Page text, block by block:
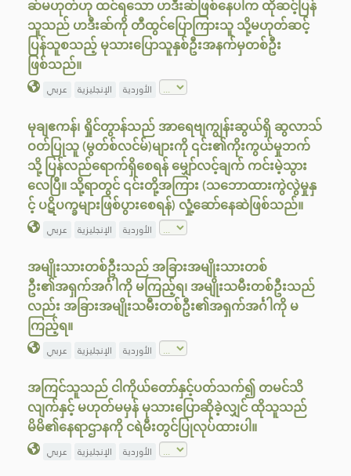
ဆ်မဟုတ်ဟု ထင်ရသော ဟဒီးဆ်ဖြစ်နေပါက ထိုဆင့်ပြန်
သူသည် ဟဒီးဆ်ကို တီထွင်ပြောကြားသူ သို့မဟုတ်ဆင့်
ပြန်သူစသည့် မုသားပြောသူနှစ်ဦးအနက်မှတစ်ဦး
ဖြစ်သည်။
عربي الإنجليزية الأوردية
မုချဧကန်၊ ရှိုင်တွာန်သည် အာရေဗျကျွန်းဆွယ်ရှိ ဆွလာသ်
ဝတ်ပြုသူ (မွတ်စ်လင်မ်)များကို ၎င်း၏ကိုးကွယ်မှုဘက်
သို့ ပြန်လည်ရောက်ရှိစေရန် မျှော်လင့်ချက် ကင်းမဲ့သွား
လေပြီ။ သို့ရာတွင် ၎င်းတို့အကြား (သဘောထားကွဲလွဲမှုနှ
င့် ပဋိပက္ခများဖြစ်ပွားစေရန်) လှုံ့ဆော်နေဆဲဖြစ်သည်။
عربي الإنجليزية الأوردية
အမျိုးသားတစ်ဦးသည် အခြားအမျိုးသားတစ်
ဦး၏အရှက်အင်္ဂါကို မကြည့်ရ၊ အမျိုးသမီးတစ်ဦးသည်
လည်း အခြားအမျိုးသမီးတစ်ဦး၏အရှက်အင်္ဂါကို မ
ကြည့်ရ။
عربي الإنجليزية الأوردية
အကြင်သူသည် ငါကိုယ်တော်နှင့်ပတ်သက်၍ တမင်သိ
လျက်နှင့် မဟုတ်မမှန် မုသားပြောဆိုခဲ့လျှင် ထိုသူသည်
မိမိ၏နေရာဌာနကို ငရဲမီးတွင်ပြုလုပ်ထားပါ။
عربي الإنجليزية الأوردية